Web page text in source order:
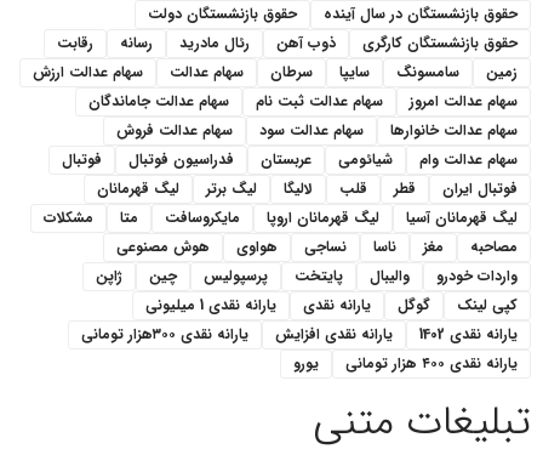
حقوق بازنشستگان در سال آینده
حقوق بازنشستگان دولت
حقوق بازنشستگان کارگری
ذوب آهن رئال مادرید رسانه
رقابت
زمین
سامسونگ سایپا سرطان سهام عدالت
سهام عدالت ارزش
سهام عدالت امروز
سهام عدالت ثبت نام
سهام عدالت جاماندگان
سهام عدالت خانوارها
سهام عدالت سود
سهام عدالت فروش
سهام عدالت وام
شیائومی عربستان فدراسیون فوتبال
فوتبال
فوتبال ایران
قطر قلب لالیگا لیگ برتر
لیگ قهرمانان
لیگ قهرمانان آسیا
لیگ قهرمانان اروپا مایکروسافت متا
مشکلات
مصاحبه
مغز ناسا نساجی هواوی
هوش مصنوعی
واردات خودرو
والیبال پایتخت پرسپولیس چین
ژاپن
کپی لینک
گوگل یارانه نقدی
یارانه نقدی 1 میلیونی
یارانه نقدی 1402
یارانه نقدی افزایش
یارانه نقدی ۳۰۰هزار تومانی
یارانه نقدی ۴۰۰ هزار تومانی
یورو
تبلیغات متنی